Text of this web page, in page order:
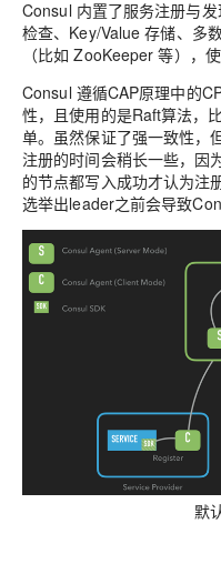
Consul 内置了服务注册与
检查、Key/Value 存储、多
（比如 ZooKeeper 等），
Consul 遵循CAP原理中的
性，且使用的是Raft算法，
单。虽然保证了强一致性，
注册的时间会稍长一些，因
的节点都写入成功才认为注
选举出leader之前会导致
默